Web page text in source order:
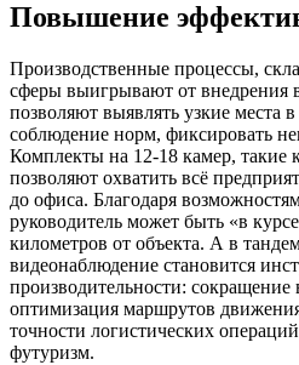
Повышение
Производственные процессы,
сферы выигрывают от внедрения
позволяют выявлять узкие места
соблюдение норм, фиксировать
Комплекты на 12-18 камер, такие
позволяют охватить всё
до офиса. Благодаря
руководитель может быть «в
километров от объекта. А в
видеонаблюдение становится
производительности: сокращение
оптимизация маршрутов
точности логистических
футуризм.